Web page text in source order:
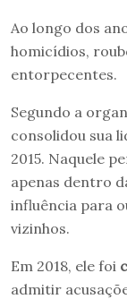
Ao longo dos
homicídios,
entorpecentes.
Segundo a
consolidou sua
2015. Naquele
apenas dentro
influência para
vizinhos.
Em 2018, ele foi
admitir